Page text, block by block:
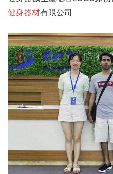
健身器材有限公司